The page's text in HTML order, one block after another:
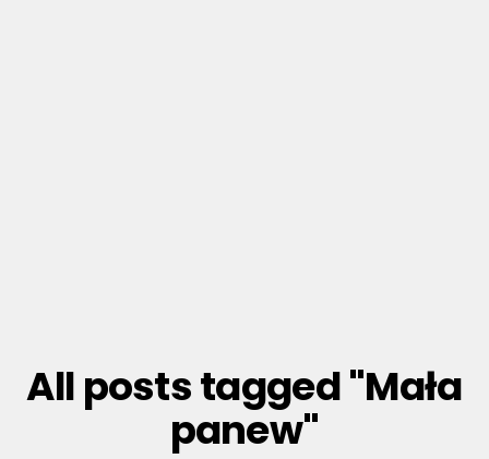
All posts tagged "Mała
panew"